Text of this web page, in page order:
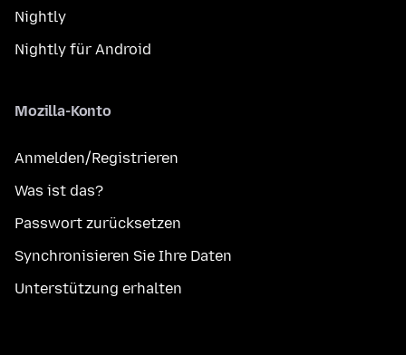
Nightly
Nightly für Android
Mozilla-Konto
Anmelden/Registrieren
Was ist das?
Passwort zurücksetzen
Synchronisieren Sie Ihre Daten
Unterstützung erhalten